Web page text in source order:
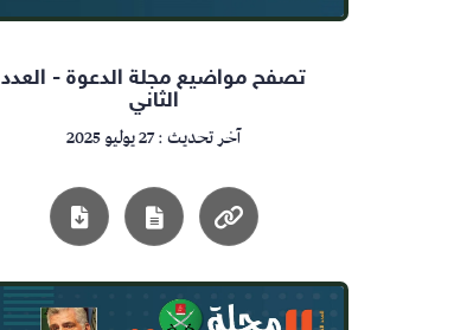
تصفح مواضيع مجلة الدعوة - العدد
الثاني
آخر تحديث : 27 يوليو 2025